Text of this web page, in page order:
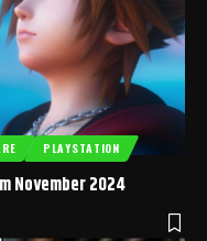
PLAYSTATION
November 2024